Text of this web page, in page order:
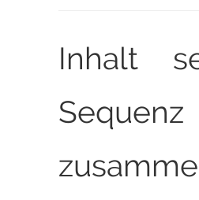
Inhalt